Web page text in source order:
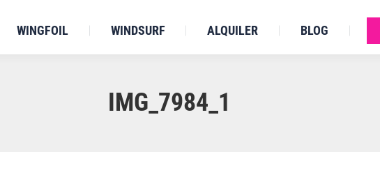
WINGFOIL WINDSURF ALQUILER BLOG
IMG_7984_1